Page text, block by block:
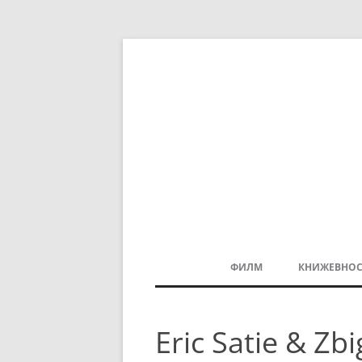
ФИЛМ
БАЛКАНСКИ ФИЛМ
Eric Satie &